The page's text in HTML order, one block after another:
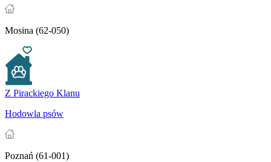
Mosina (62-050)
Z Pirackiego Klanu
Hodowla psów
Poznań (61-001)